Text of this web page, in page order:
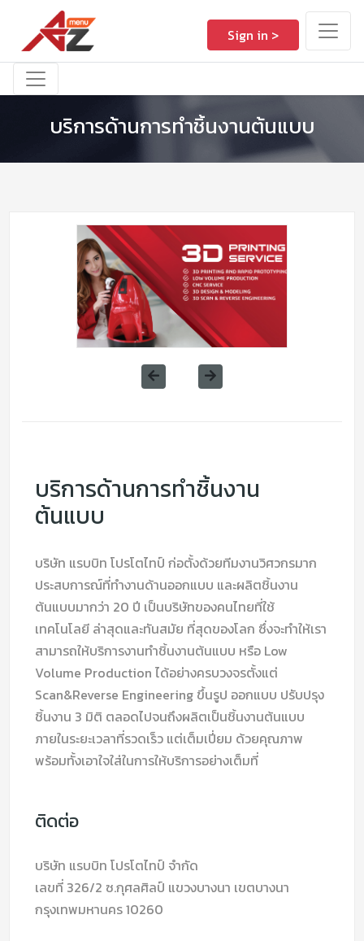
Sign in >
บริการด้านการทำชิ้นงานต้นแบบ
บริการด้านการทำชิ้นงาน
ต้นแบบ
บริษัท แรบบิท โปรโตไทป์ ก่อตั้งด้วยทีมงานวิศวกรมาก
ประสบการณ์ที่ทำงานด้านออกแบบ และผลิตชิ้นงาน
ต้นแบบมากว่า 20 ปี เป็นบริษัทของคนไทยที่ใช้
เทคโนโลยี ล่าสุดและทันสมัย ที่สุดของโลก ซึ่งจะทำให้เรา
สามารถให้บริการงานทำชิ้นงานต้นแบบ หรือ Low
Volume Production ได้อย่างครบวงจรตั้งแต่
Scan&Reverse Engineering ขึ้นรูป ออกแบบ ปรับปรุง
ชิ้นงาน 3 มิติ ตลอดไปจนถึงผลิตเป็นชิ้นงานต้นแบบ
ภายในระยะเวลาที่รวดเร็ว แต่เต็มเปี่ยม ด้วยคุณภาพ
พร้อมทั้งเอาใจใส่ในการให้บริการอย่างเต็มที่
ติดต่อ
บริษัท แรบบิท โปรโตไทป์ จำกัด
เลขที่ 326/2 ซ.กุศลศิลป์ แขวงบางนา เขตบางนา
กรุงเทพมหานคร 10260